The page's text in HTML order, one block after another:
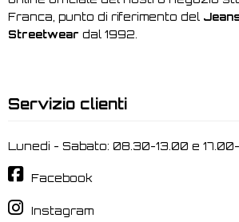
Franca, punto di riferimento del
Streetwear dal 1992.
Servizio clienti
Lunedi - Sabato: 08.30-13.00 e
Facebook
Instagram